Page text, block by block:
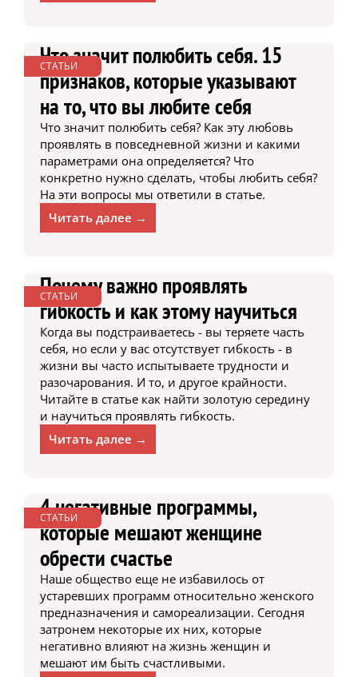
СТАТЬИ
Что значит полюбить себя. 15
признаков, которые указывают
на то, что вы любите себя
Что значит полюбить себя? Как эту любовь
проявлять в повседневной жизни и какими
параметрами она определяется? Что
конкретно нужно сделать, чтобы любить себя?
На эти вопросы мы ответили в статье.
Читать далее →
СТАТЬИ
Почему важно проявлять
гибкость и как этому научиться
Когда вы подстраиваетесь - вы теряете часть
себя, но если у вас отсутствует гибкость - в
жизни вы часто испытываете трудности и
разочарования. И то, и другое крайности.
Читайте в статье как найти золотую середину
и научиться проявлять гибкость.
Читать далее →
СТАТЬИ
4 негативные программы,
которые мешают женщине
обрести счастье
Наше общество еще не избавилось от
устаревших программ относительно женского
предназначения и самореализации. Сегодня
затронем некоторые их них, которые
негативно влияют на жизнь женщин и
мешают им быть счастливыми.